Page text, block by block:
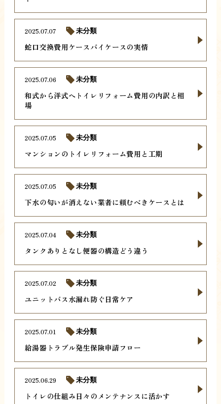
蛇口交換費用ケースバイケースの実情
2025.07.07 未分類
和式から洋式へトイレリフォーム費用の内訳と相
場
2025.07.06 未分類
マンションのトイレリフォーム費用と工期
2025.07.05 未分類
下水の匂いが消えない業者に頼むべきケースとは
2025.07.05 未分類
タンクありとなし便器の構造どう違う
2025.07.04 未分類
ユニットバス水漏れ防ぐ日常ケア
2025.07.02 未分類
給湯器トラブル発生保険申請フロー
2025.07.01 未分類
トイレの仕組み日々のメンテナンスに活かす
2025.06.29 未分類